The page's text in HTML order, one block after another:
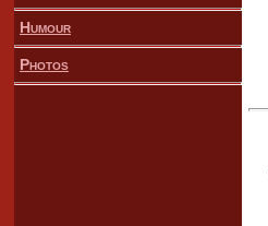
Humour
Photos